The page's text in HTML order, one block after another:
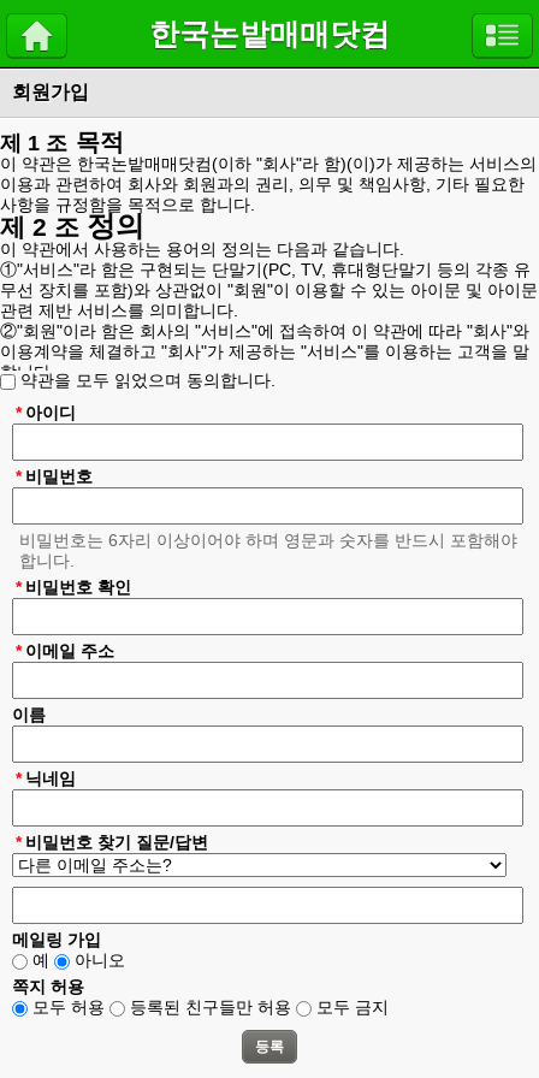
한국논밭매매닷컴
회원가입
제 1 조 목적
이 약관은 한국논밭매매닷컴(이하 "회사"라 함)(이)가 제공하는 서비스의
이용과 관련하여 회사와 회원과의 권리, 의무 및 책임사항, 기타 필요한
사항을 규정함을 목적으로 합니다.
제 2 조 정의
이 약관에서 사용하는 용어의 정의는 다음과 같습니다.
①"서비스"라 함은 구현되는 단말기(PC, TV, 휴대형단말기 등의 각종 유
무선 장치를 포함)와 상관없이 "회원"이 이용할 수 있는 아이문 및 아이문
관련 제반 서비스를 의미합니다.
②"회원"이라 함은 회사의 "서비스"에 접속하여 이 약관에 따라 "회사"와
이용계약을 체결하고 "회사"가 제공하는 "서비스"를 이용하는 고객을 말
합니다.
③"아이디(ID)"라 함은 "회원"의 식별과 "서비스" 이용을 위하여 "회원"이
정하고 "회사"가 승인하는 "회원"의 이메일 주소를 의미합니다.
의미합니다.
에 의합니다.
제 3 조 약관의 게시와 개정
①"회사"는 이 약관의 내용을 "회원"이 쉽게 알 수 있도록 서비스 초기 화
면에 게시합니다.
에관한법률(이하 "정보통신망법")" 등 관련법을 위배하지 않는 범위에서
이 약관을 개정할 수 있습니다.
행약관과 함께 제1항의 방식에 따라 그 개정약관의 적용일자 30일 전부
터 적용일자 전일까지 공지합니다. 다만, 회원에게 불리한 약관의 개정의
의창 등의 전자적 수단을 통해 따로 명확히 통지하도록 합니다.
④회사가 전항에 따라 개정약관을 공지 또는 통지하면서 회원에게 30일
을 명확하게 공지 또는 통지하였음에도 회원이 명시적으로 거부의 의사
표시를 하지 아니한 경우 회원이 개정약관에 동의한 것으로 봅니다.
⑤회원이 개정약관의 적용에 동의하지 않는 경우 회사는 개정 약관의 내
용을 적용할 수 없으며, 이 경우 회원은 이용계약을 해지할 수 있습니다.
이용계약을 해지할 수 있습니다.
제 4 조약관의 해석
①회사는 서비스운영을 위해 별도의 운영정책을 마련하여 운영할 수 있
으며, 회사는 서비스에 운영정책을 사전 공지 후 적용합니다.
②본 약관에서 정하지 아니한 사항이나 해석에 대해서는 별도의 운영정
책, 관계법령 또는 상관례에 따릅니다.
이용계약 체결
약관을 모두 읽었으며 동의합니다.
아이디
*
비밀번호
*
비밀번호는 6자리 이상이어야 하며 영문과 숫자를 반드시 포함해야
합니다.
비밀번호 확인
*
* 이메일 주소
이름
* 닉네임
* 비밀번호 찾기 질문/답변
메일링 가입
예
아니오
쪽지 허용
모두 허용
등록된 친구들만 허용 모두 금지